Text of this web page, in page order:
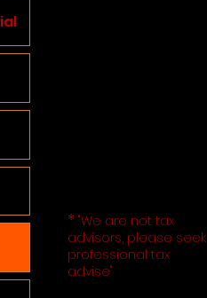
* "We are not tax
advisors, please seek
professional tax
advise"